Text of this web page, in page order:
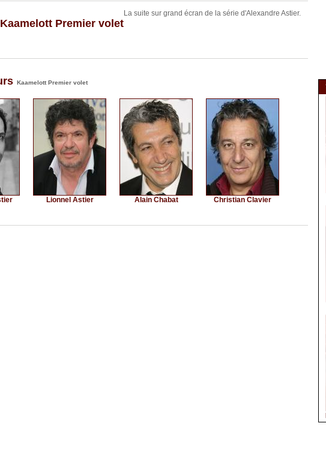
Premier volet
La suite sur grand écran de la série d'Alexandre Astier.
Kaamelott Premier volet
Lionnel Astier Alain Chabat Christian Clavier